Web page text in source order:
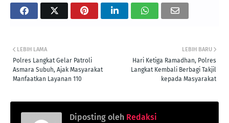
LEBIH BARU
Hari Ketiga Ramadhan, Polres
Langkat Kembali Berbagi Takjil
kepada Masyarakat
LEBIH LAMA
Polres Langkat Gelar Patroli
Asmara Subuh, Ajak Masyarakat
Manfaatkan Layanan 110
Diposting oleh Redaksi